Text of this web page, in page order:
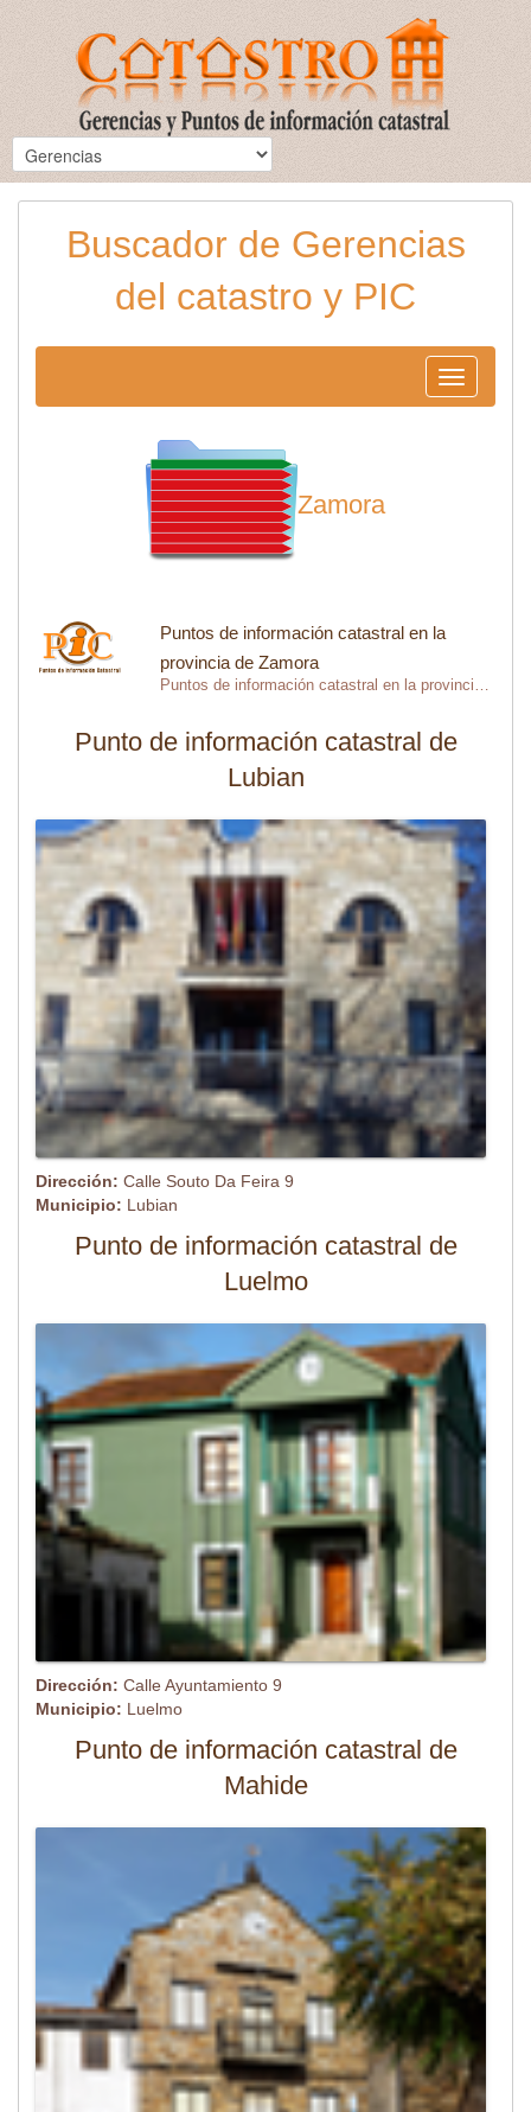
Buscador de Gerencias
del catastro y PIC
Toggle
navigation
Zamora
Puntos de información catastral en la
provincia de Zamora
Puntos de información catastral en la provincia de Zamora
Punto de información catastral de
Lubian
Dirección: Calle Souto Da Feira 9
Municipio: Lubian
Punto de información catastral de
Luelmo
Dirección: Calle Ayuntamiento 9
Municipio: Luelmo
Punto de información catastral de
Mahide